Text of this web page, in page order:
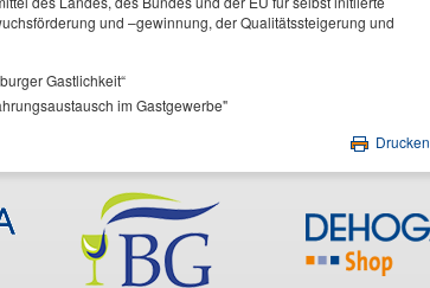
und –gewinnung, der Qualitätssteigerung und
Gastlichkeit“
im Gastgewerbe"
Drucken